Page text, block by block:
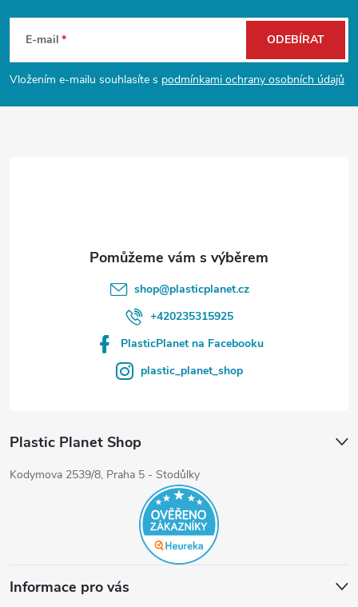
p
a
E-mail
Vložením e-mailu souhlasíte s podmínkami ochrany osobních údajů
ODEBÍRAT
shop@plasticplanet.cz
+420235315925
PlasticPlanet na Facebooku
plastic_planet_shop
Plastic Planet Shop
Kodymova 2539/8, Praha 5 - Stodůlky
Informace pro vás